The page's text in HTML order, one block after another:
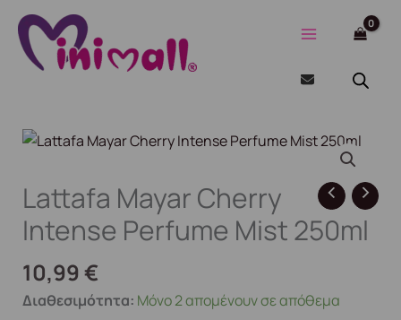
Μετάβαση
στο
περιεχόμενο
Lattafa Mayar Cherry
Intense Perfume Mist 250ml
10,99€
Διαθεσιμότητα: Μόνο 2 απομένουν σε απόθεμα
Lattafa
Cherry
Intense
Perfume
Mist
250ml
ποσότητα